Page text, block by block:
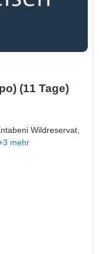
(11 Tage)
Wildreservat,
mehr